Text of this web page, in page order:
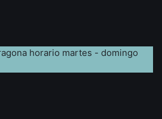
horario martes - domingo